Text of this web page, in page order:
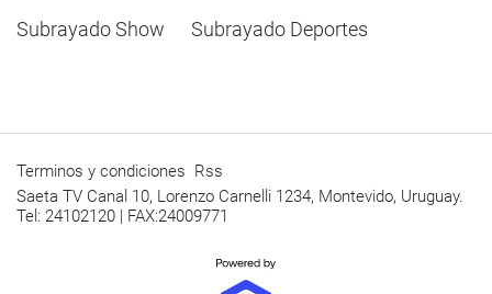
Subrayado Show Subrayado Deportes
Terminos y condiciones Rss
Saeta TV Canal 10, Lorenzo Carnelli 1234, Montevido, Uruguay.
Tel: 24102120 | FAX:24009771